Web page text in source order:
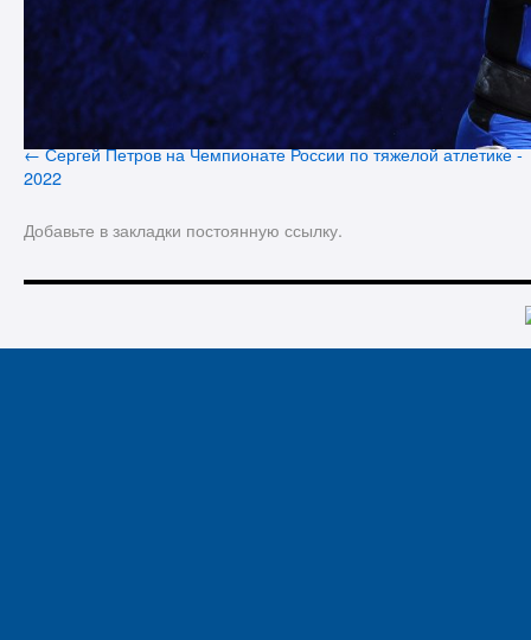
Сергей Петров на Чемпионате России по тяжелой атлетике -
2022
Добавьте в закладки постоянную ссылку.